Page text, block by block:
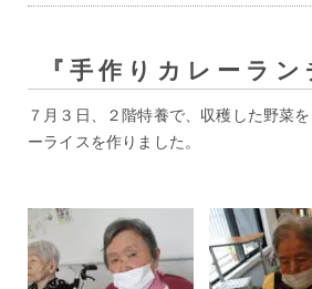
『手作りカレーラン
７月３日、２階特養で、収穫した野菜
ーライスを作りました。